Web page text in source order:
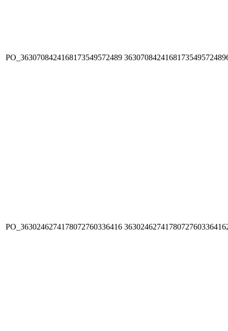
PO_3630708424168173549572489
PO_3630246274178072760336416